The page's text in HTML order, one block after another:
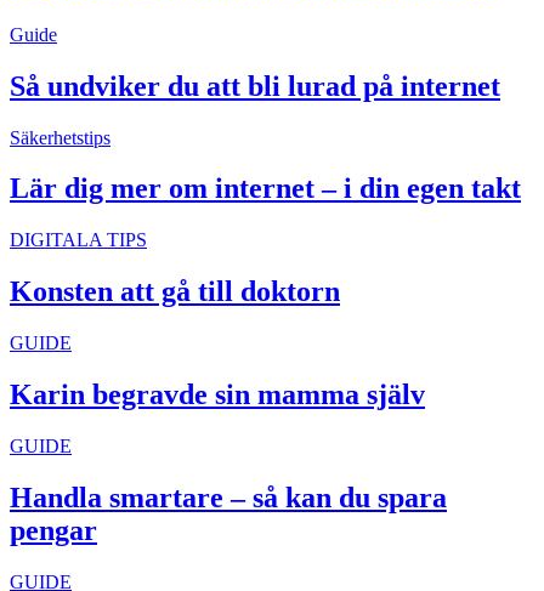
Guide
Så undviker du att bli lurad på internet
Säkerhetstips
Lär dig mer om internet – i din egen takt
DIGITALA TIPS
Konsten att gå till doktorn
GUIDE
Karin begravde sin mamma själv
GUIDE
Handla smartare – så kan du spara
pengar
GUIDE